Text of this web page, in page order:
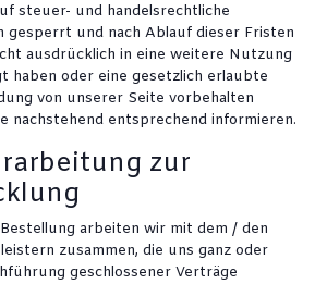
steuer- und handelsrechtliche
und nach Ablauf dieser Fristen
ausdrücklich in eine weitere Nutzung
haben oder eine gesetzlich erlaubte
von unserer Seite vorbehalten
nachstehend entsprechend informieren.
zur
arbeiten wir mit dem / den
zusammen, die uns ganz oder
geschlossener Verträge